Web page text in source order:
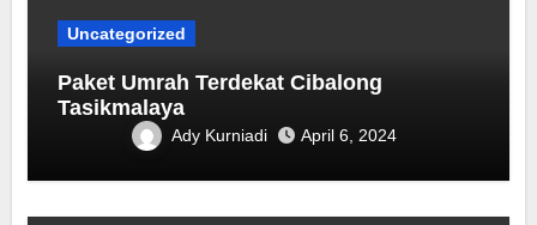
Uncategorized
Paket Umrah Terdekat ‎Cibalong
Tasikmalaya
Ady Kurniadi April 6, 2024